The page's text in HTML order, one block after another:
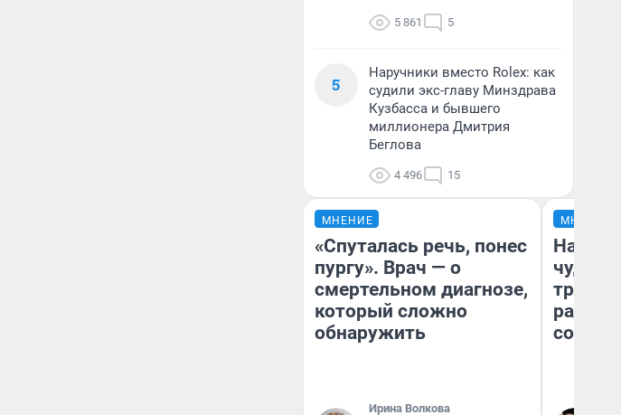
5 861 5
5
Наручники вместо Rolex: как
судили экс-главу Минздрава
Кузбасса и бывшего
миллионера Дмитрия
Беглова
4 496 15
МНЕНИЕ
«Спуталась речь, понес
пургу». Врач — о
смертельном диагнозе,
который сложно
обнаружить
Ирина Волкова
МНЕНИЕ
чудом